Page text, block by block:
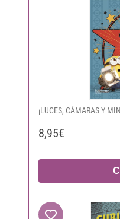
¡LUCES, CÁMARAS Y
8,95€